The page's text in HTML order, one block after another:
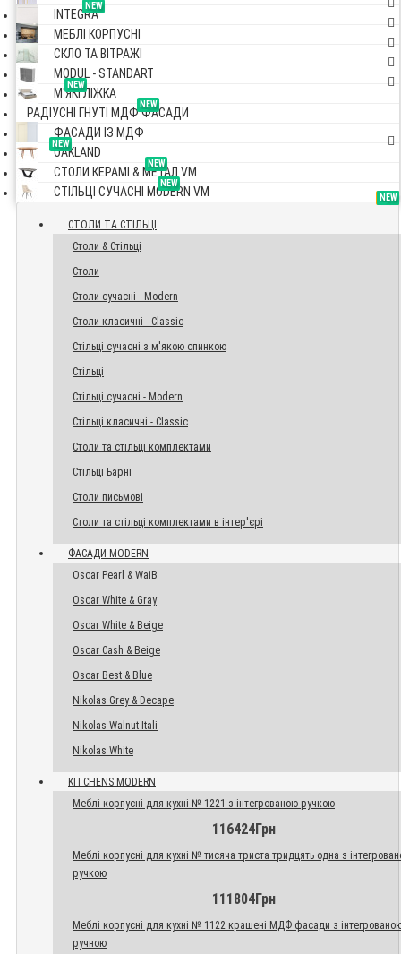
NEW
INTEGRA
МЕБЛІ КОРПУСНІ
СКЛО ТА ВІТРАЖІ
MODUL - STANDART
NEW
М'ЯКІ ЛІЖКА
NEW
РАДІУСНІ ГНУТІ МДФ ФАСАДИ
ФАСАДИ ІЗ МДФ
NEW
OAKLAND
NEW
СТОЛИ КЕРАМІ & МЕТАЛ VM
NEW
СТІЛЬЦІ СУЧАСНІ MODERN VM TOP
СТОЛИ ТА СТІЛЬЦІ
Столи & Стільці
Столи
Столи сучасні - Modern
Столи класичні - Classic
Стільці сучасні з м'якою спинкою
Стільці
Стільці сучасні - Modern
Стільці класичні - Classic
Столи та стільці комплектами
Стільці Барні
Столи письмові
Столи та стільці комплектами в інтер'єрі
NEW
ФАСАДИ MODERN
Oscar Pearl & WaiB
Oscar White & Gray
Oscar White & Beige
Oscar Cash & Beige
Oscar Best & Blue
Nikolas Grey & Decape
Nikolas Walnut Itali
Nikolas White
NEW
KITCHENS MODERN
Меблі корпусні для кухні № 1221 з інтегрованою ручкою
116424Грн
Меблі корпусні для кухні № тисяча триста тридцять одна з
ручкою
111804Грн
Меблі корпусні для кухні № 1122 крашені МДФ фасади з
ручною
NEW